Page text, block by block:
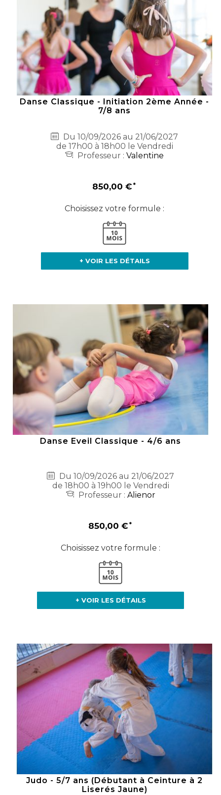
Danse Classique - Initiation 2ème Année -
7/8 ans
Du 10/09/2026 au 21/06/2027
de 17h00 à 18h00 le Vendredi
Professeur :Valentine
850,00 €
Choisissez votre formule :
+ VOIR LES DÉTAILS
Danse Eveil Classique - 4/6 ans
Du 10/09/2026 au 21/06/2027
de 18h00 à 19h00 le Vendredi
Professeur : Alienor
850,00 €
Choisissez votre formule :
+ VOIR LES DÉTAILS
Judo - 5/7 ans (Débutant à Ceinture à 2
Liserés Jaune)